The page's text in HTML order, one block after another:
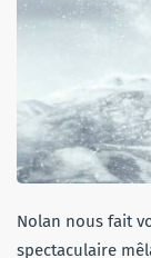
Nolan nous fait
spectaculaire